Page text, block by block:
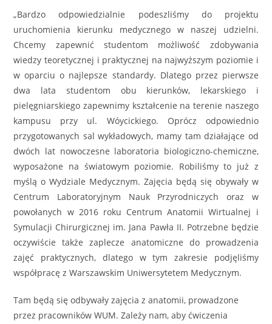
„Bardzo odpowiedzialnie podeszliśmy do projektu
uruchomienia kierunku medycznego w naszej udzielni.
Chcemy zapewnić studentom możliwość zdobywania
wiedzy teoretycznej i praktycznej na najwyższym poziomie i
w oparciu o najlepsze standardy. Dlatego przez pierwsze
dwa lata studentom obu kierunków, lekarskiego i
pielęgniarskiego zapewnimy kształcenie na terenie naszego
kampusu przy ul. Wóycickiego. Oprócz odpowiednio
przygotowanych sal wykładowych, mamy tam działające od
dwóch lat nowoczesne laboratoria biologiczno-chemiczne,
wyposażone na światowym poziomie. Robiliśmy to już z
myślą o Wydziale Medycznym. Zajęcia będą się obywały w
Centrum Laboratoryjnym Nauk Przyrodniczych oraz w
powołanych w 2016 roku Centrum Anatomii Wirtualnej i
Symulacji Chirurgicznej im. Jana Pawła II. Potrzebne będzie
oczywiście także zaplecze anatomiczne do prowadzenia
zajęć praktycznych, dlatego w tym zakresie podjęliśmy
współpracę z Warszawskim Uniwersytetem Medycznym.
Tam będą się odbywały zajęcia z anatomii, prowadzone
przez pracowników WUM. Zależy nam, aby ćwiczenia